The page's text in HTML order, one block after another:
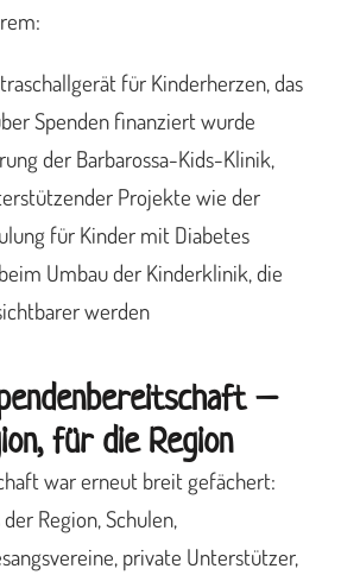
für Kinderherzen, das
Spenden finanziert wurde
der Barbarossa-Kids-Klinik,
Projekte wie der
für Kinder mit Diabetes
Umbau der Kinderklinik, die
werden
–
für die Region
war erneut breit gefächert:
Region, Schulen,
private Unterstützer,